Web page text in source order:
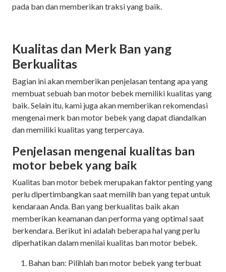
pada ban dan memberikan traksi yang baik.
Kualitas dan Merk Ban yang
Berkualitas
Bagian ini akan memberikan penjelasan tentang apa yang
membuat sebuah ban motor bebek memiliki kualitas yang
baik. Selain itu, kami juga akan memberikan rekomendasi
mengenai merk ban motor bebek yang dapat diandalkan
dan memiliki kualitas yang terpercaya.
Penjelasan mengenai kualitas ban
motor bebek yang baik
Kualitas ban motor bebek merupakan faktor penting yang
perlu dipertimbangkan saat memilih ban yang tepat untuk
kendaraan Anda. Ban yang berkualitas baik akan
memberikan keamanan dan performa yang optimal saat
berkendara. Berikut ini adalah beberapa hal yang perlu
diperhatikan dalam menilai kualitas ban motor bebek.
Bahan ban: Pilihlah ban motor bebek yang terbuat